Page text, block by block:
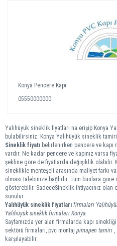
Konya Pencere Kapı
05550000000
Yalıhüyük sineklik fiyatları na erişip Konya
bulabilirsiniz. Konya Yalıhüyük sineklik tamiri
Sineklik fiyatı belirlenirken pencere ve kapı
vardır. Ne kadar pencere ve kapınız varsa
şekline göre de fiyatlarda değişiklik olabilir.
sineklikle menteşeli arasında maliyet farkı
olması talebinize bağlıdır. Tüm bunlara
gösterebilir. SadeceSineklik ihtiyacınız
sunulur.
Yalıhüyük sineklik fiyatları firmaları
Yalıhüyük sineklik firmaları Konya
Sayfamızda yer alan firmalarda kapı sinekliği
sektörü firmaları, pvc montaj pimapen tamiri ,
karşılayabilir.